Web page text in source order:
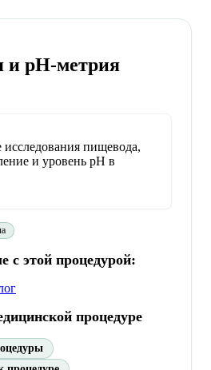
и pH-метрия
исследования пищевода,
и уровень pH в
с этой процедурой:
процедуре